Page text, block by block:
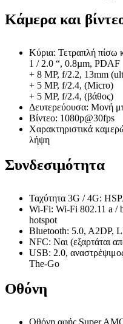
Κάμερα και
Κύρια: Τετραπλή πίσω
1 / 2.0 “, 0.8µm, PDAF
+ 8 MP, f/2.2, 13mm
+ 5 MP, f/2.4, (Micro)
+ 5 MP, f/2.4, (βάθος)
Δευτερεύουσα: Μονή
Βίντεο: 1080p@30fps
Χαρακτηριστικά
λήψη
Συνδεσιμότητα
Ταχύτητα 3G / 4G:
Wi-Fi: Wi-Fi 802.11 a /
hotspot
Bluetooth: 5.0, A2DP,
NFC: Ναι (εξαρτάται
USB: 2.0,
The-Go
Οθόνη
Οθόνη αφής Super